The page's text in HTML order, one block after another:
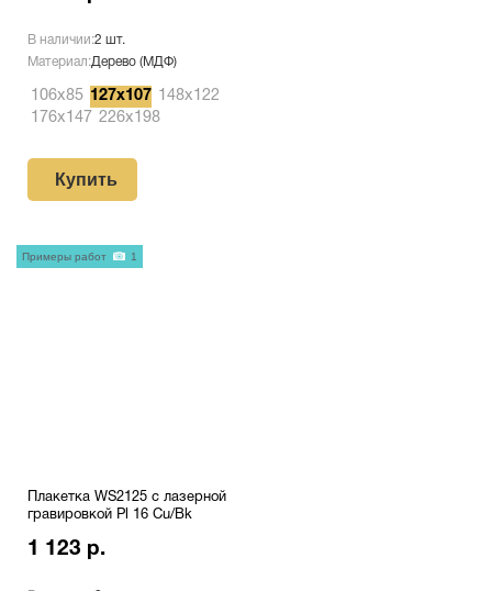
В наличии:2 шт.
Материал:Дерево (МДФ)
106х85 127х107
148х122
176х147 226х198
Купить
Плакетка WS2125 с лазерной
гравировкой Pl 16 Cu/Bk
1 123 р.
Примеры работ 1